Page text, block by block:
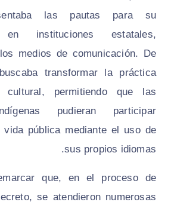
las pautas para su
en instituciones estatales,
medios de comunicación. De
transformar la práctica
cultural, permitiendo que las
pudieran participar
vida pública mediante el uso de
sus propios idiomas.
que, en el proceso de
se atendieron numerosas